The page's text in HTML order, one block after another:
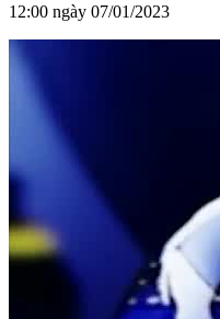
12:00 ngày 07/01/2023